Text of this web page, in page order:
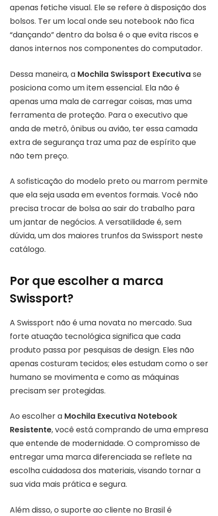
apenas fetiche visual. Ele se refere à disposição dos
bolsos. Ter um local onde seu notebook não fica
“dançando” dentro da bolsa é o que evita riscos e
danos internos nos componentes do computador.
Dessa maneira, a Mochila Swissport Executivase
posiciona como um item essencial. Ela não é
apenas uma mala de carregar coisas, mas uma
ferramenta de proteção. Para o executivo que
anda de metrô, ônibus ou avião, ter essa camada
extra de segurança traz uma paz de espírito que
não tem preço.
A sofisticação do modelo preto ou marrom permite
que ela seja usada em eventos formais. Você não
precisa trocar de bolsa ao sair do trabalho para
um jantar de negócios. A versatilidade é, sem
dúvida, um dos maiores trunfos da Swissport neste
catálogo.
Por que escolher a marca
Swissport?
A Swissport não é uma novata no mercado. Sua
forte atuação tecnológica significa que cada
produto passa por pesquisas de design. Eles não
apenas costuram tecidos; eles estudam como o ser
humano se movimenta e como as máquinas
precisam ser protegidas.
Ao escolher a Mochila Executiva Notebook
Resistente, você está comprando de uma empresa
que entende de modernidade. O compromisso de
entregar uma marca diferenciada se reflete na
escolha cuidadosa dos materiais, visando tornar a
sua vida mais prática e segura.
Além disso, o suporte ao cliente no Brasil é